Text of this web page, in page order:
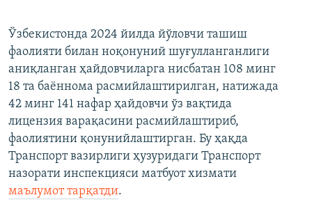
Ўзбекистонда 2024 йилда йўловчи ташиш
фаолияти билан ноқонуний шуғулланганлиги
аниқланган ҳайдовчиларга нисбатан 108 минг
18 та баённома расмийлаштирилган, натижада
42 минг 141 нафар ҳайдовчи ўз вақтида
лицензия варақасини расмийлаштириб,
фаолиятини қонунийлаштирган. Бу ҳақда
Транспорт вазирлиги ҳузуридаги Транспорт
назорати инспекцияси матбуот хизмати
маълумот тарқатди.